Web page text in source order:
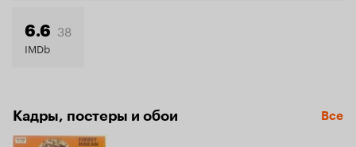
6.6 38
IMDb
Кадры, постеры и обои Все